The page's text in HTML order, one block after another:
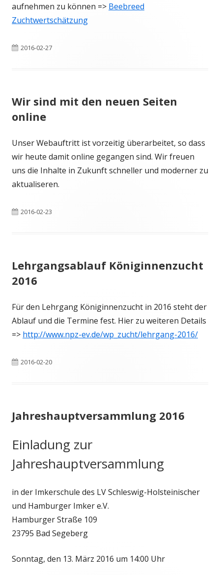
aufnehmen zu können => Beebreed
Zuchtwertschätzung
Veröffentlicht
2016-02-27
Wir sind mit den neuen Seiten
online
Unser Webauftritt ist vorzeitig überarbeitet, so dass
wir heute damit online gegangen sind. Wir freuen
uns die Inhalte in Zukunft schneller und moderner zu
aktualiseren.
Veröffentlicht
2016-02-23
Lehrgangsablauf Königinnenzucht
2016
Für den Lehrgang Königinnenzucht in 2016 steht der
Ablauf und die Termine fest. Hier zu weiteren Details
=> http://www.npz-ev.de/wp_zucht/lehrgang-2016/
Veröffentlicht
2016-02-20
Jahreshauptversammlung 2016
Einladung zur
Jahreshauptversammlung
in der Imkerschule des LV Schleswig-Holsteinischer
und Hamburger Imker e.V.
Hamburger Straße 109
23795 Bad Segeberg
Sonntag, den 13. März 2016 um 14:00 Uhr